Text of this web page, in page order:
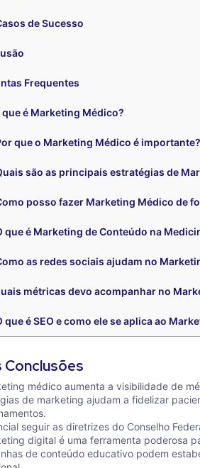
de Sucesso
Frequentes
que é Marketing Médico?
que o Marketing Médico é importante?
são as principais estratégias de
posso fazer Marketing Médico de
que é Marketing de Conteúdo na
as redes sociais ajudam no
métricas devo acompanhar no
que é SEO e como ele se aplica ao
Conclusões
médico aumenta a visibilidade de
de marketing ajudam a fidelizar
seguir as diretrizes do Conselho
digital é uma ferramenta poderosa
de conteúdo educativo podem